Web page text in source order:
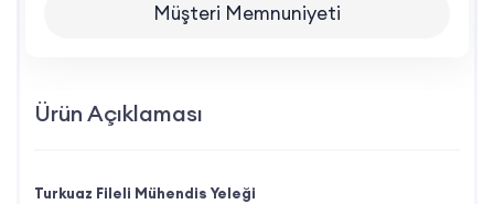
Müşteri Memnuniyeti
Ürün Açıklaması
Turkuaz Fileli Mühendis Yeleği